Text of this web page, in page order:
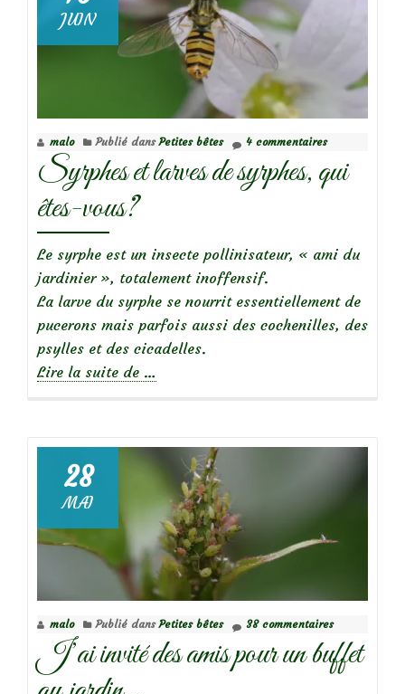
voyez-
vous?
JUIN
malo Publié dansPetites bêtes 4 commentaires
Syrphes et larves de syrphes, qui
êtes-vous?
Le syrphe est un insecte pollinisateur, « ami du
jardinier », totalement inoffensif.
La larve du syrphe se nourrit essentiellement de
pucerons mais parfois aussi des cochenilles, des
psylles et des cicadelles.
Lire la suite de
larves
syrphes,
qui
êtes-
vous?
…
28
MAI
malo Publié dansPetites bêtes 38 commentaires
J’ai invité des amis pour un buffet